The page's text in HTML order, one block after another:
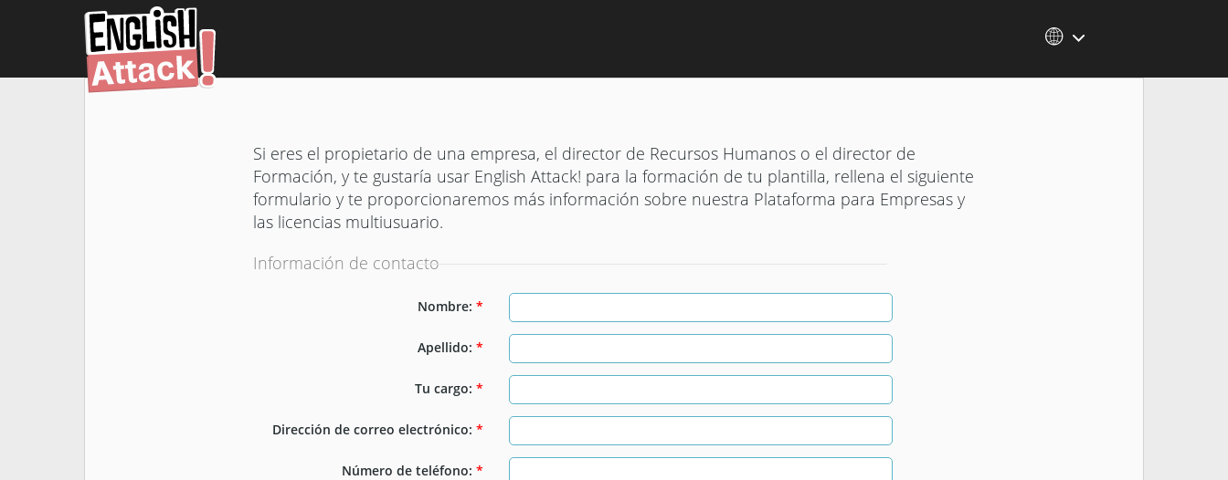
Si eres el propietario de una empresa, el director de Recursos Humanos o el director de
Formación, y te gustaría usar English Attack! para la formación de tu plantilla, rellena el siguiente
formulario y te proporcionaremos más información sobre nuestra Plataforma para Empresas y
las licencias multiusuario.
Información de contacto
Nombre: *
Apellido: *
Tu cargo: *
Dirección de correo electrónico: *
Número de teléfono: *